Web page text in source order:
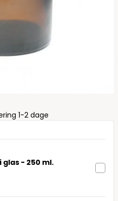
1-2 dage
- 250 ml.